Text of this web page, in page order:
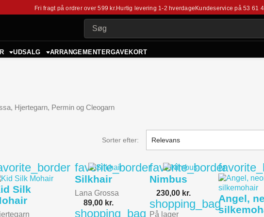
Fri fragt på ordrer over 599 kr. Hurtig levering 1-2 hverdageKundeservice på53 61
UDSALG ARRANGEMENTERGAVEKORT
Hjertegarn, Permin og Cleogarn
Sorter efter: Relevans
Silk
favorite_border
Silkhair
Lana Grossa
89,00 kr.
shopping_bag
favorite_border
Nimbus
230,00 kr.
shopping_bag
På lager
Angel,